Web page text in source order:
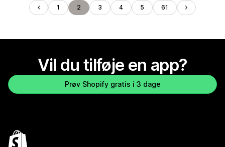
1 2 3 4 5 61
Vil du tilføje en app?
Prøv Shopify gratis i 3 dage